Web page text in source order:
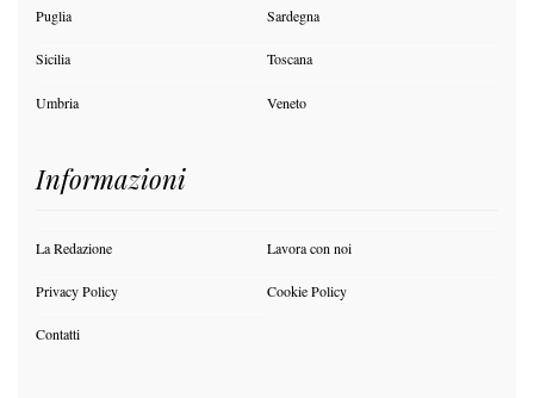
Puglia Sardegna
Sicilia Toscana
Umbria Veneto
Informazioni
La Redazione Lavora con noi
Privacy Policy Cookie Policy
Contatti